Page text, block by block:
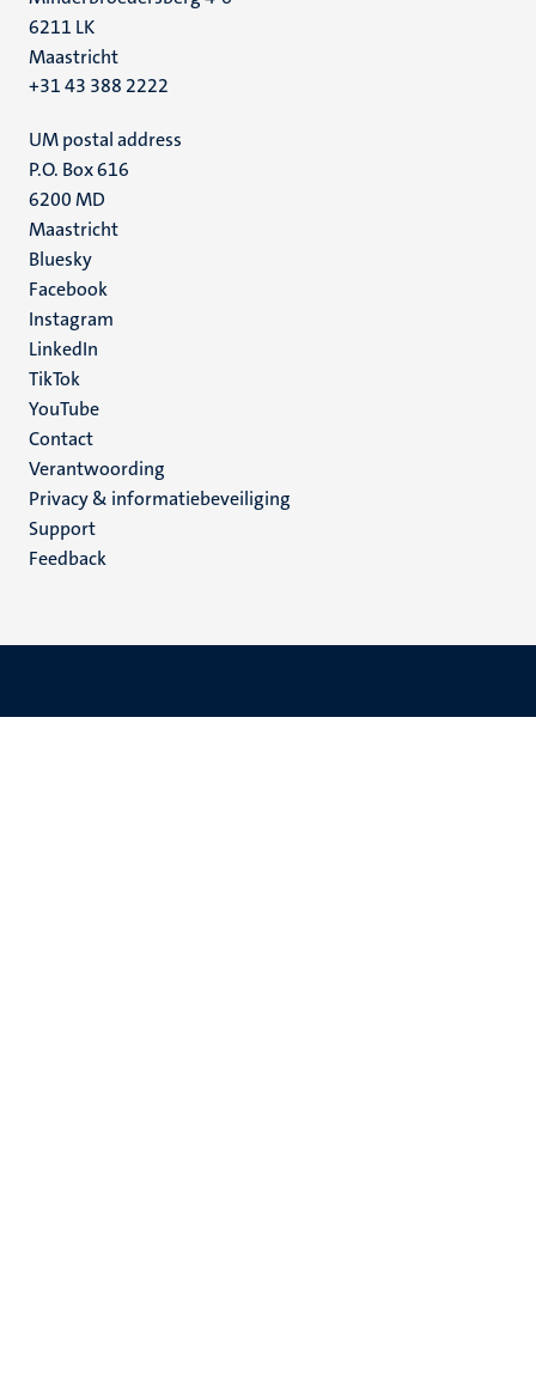
6211 LK
Maastricht
+31 43 388 2222
UM postal address
P.O. Box 616
6200 MD
Maastricht
Social
media
Bluesky
Facebook
Instagram
LinkedIn
TikTok
YouTube
Menu
footer
(NL)
Contact
Verantwoording
Privacy & informatiebeveiliging
Support
Feedback